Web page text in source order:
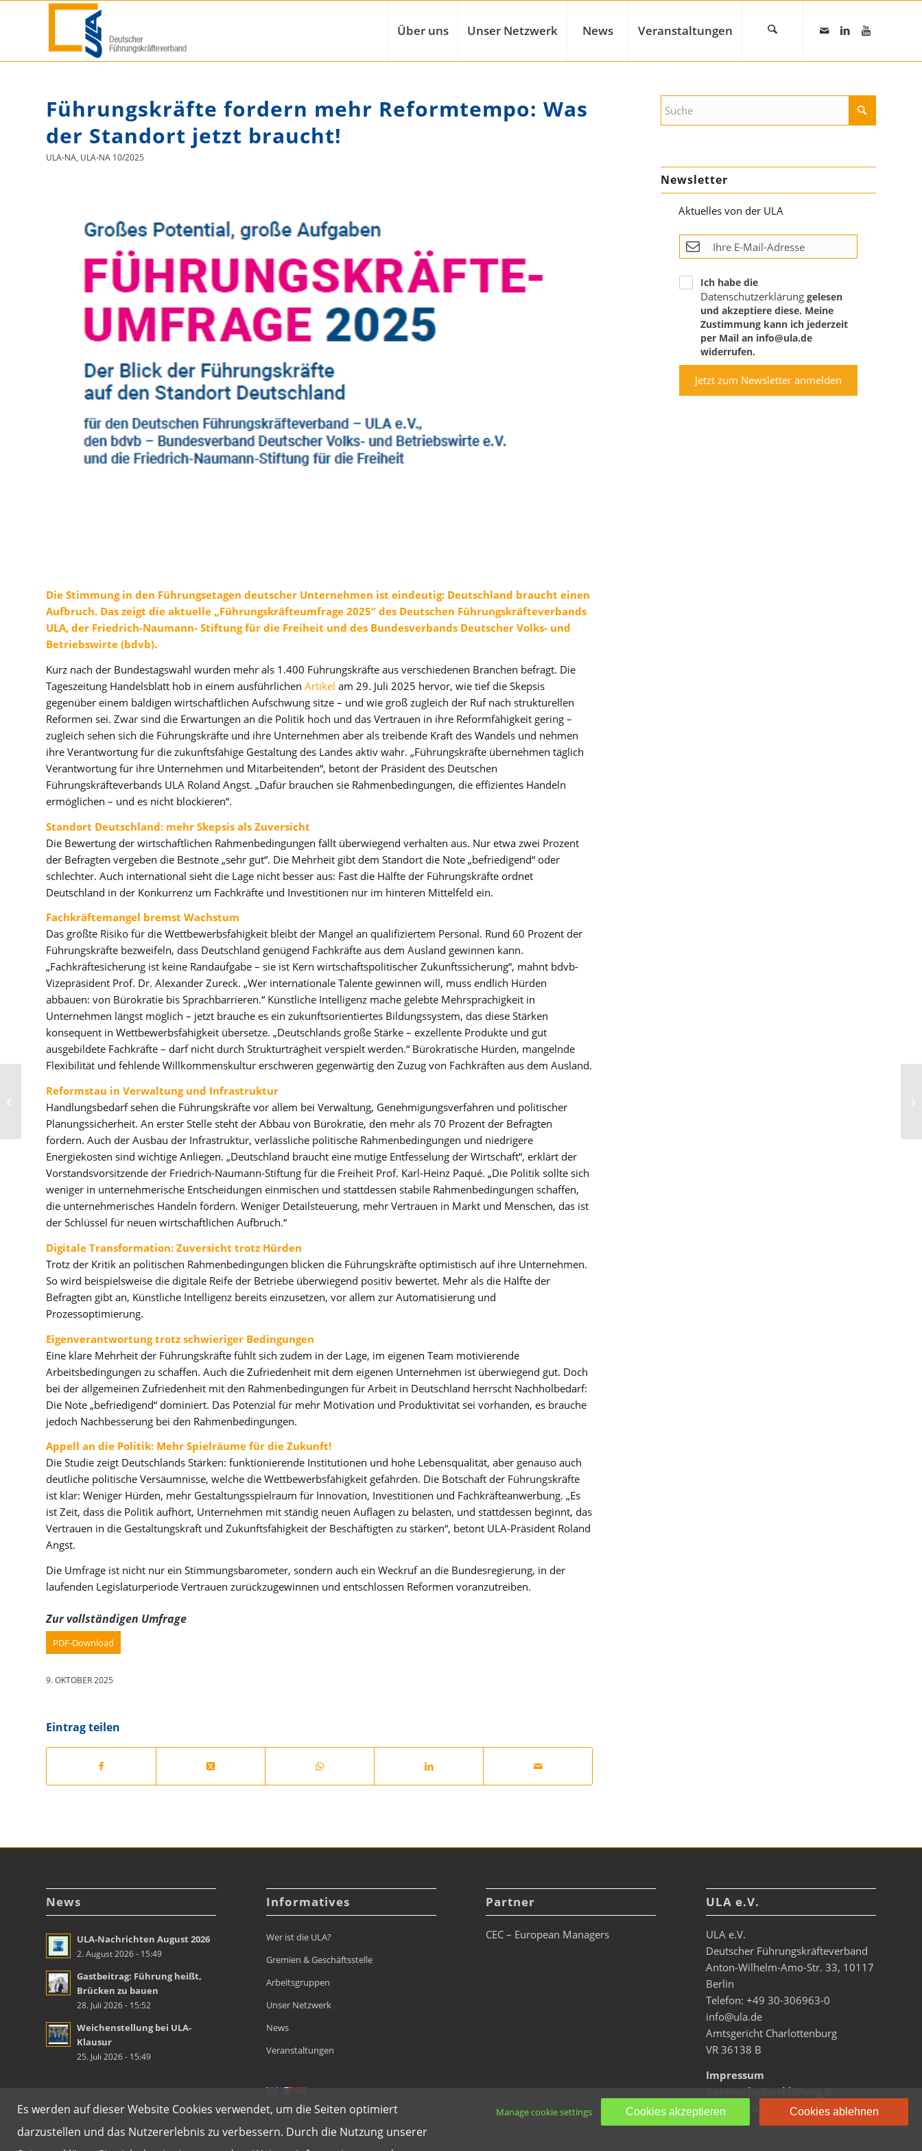
Über uns Unser Netzwerk News Veranstaltungen
Führungskräfte fordern mehr Reformtempo: Was
der Standort jetzt braucht!
ULA-NA, ULA-NA 10/2025
Die Stimmung in den Führungsetagen deutscher Unternehmen ist eindeutig: Deutschland braucht einen
Aufbruch. Das zeigt die aktuelle „Führungskräfteumfrage 2025“ des Deutschen Führungskräfteverbands
ULA, der Friedrich-Naumann- Stiftung für die Freiheit und des Bundesverbands Deutscher Volks- und
Betriebswirte (bdvb).
Kurz nach der Bundestagswahl wurden mehr als 1.400 Führungskräfte aus verschiedenen Branchen befragt. Die
Tageszeitung Handelsblatt hob in einem ausführlichen Artikel am 29. Juli 2025 hervor, wie tief die Skepsis
gegenüber einem baldigen wirtschaftlichen Aufschwung sitze – und wie groß zugleich der Ruf nach strukturellen
Reformen sei. Zwar sind die Erwartungen an die Politik hoch und das Vertrauen in ihre Reformfähigkeit gering –
zugleich sehen sich die Führungskräfte und ihre Unternehmen aber als treibende Kraft des Wandels und nehmen
ihre Verantwortung für die zukunftsfähige Gestaltung des Landes aktiv wahr. „Führungskräfte übernehmen täglich
Verantwortung für ihre Unternehmen und Mitarbeitenden“, betont der Präsident des Deutschen
Führungskräfteverbands ULA Roland Angst. „Dafür brauchen sie Rahmenbedingungen, die effizientes Handeln
ermöglichen – und es nicht blockieren“.
Standort Deutschland: mehr Skepsis als Zuversicht
Die Bewertung der wirtschaftlichen Rahmenbedingungen fällt überwiegend verhalten aus. Nur etwa zwei Prozent
der Befragten vergeben die Bestnote „sehr gut“. Die Mehrheit gibt dem Standort die Note „befriedigend“ oder
schlechter. Auch international sieht die Lage nicht besser aus: Fast die Hälfte der Führungskräfte ordnet
Deutschland in der Konkurrenz um Fachkräfte und Investitionen nur im hinteren Mittelfeld ein.
Fachkräftemangel bremst Wachstum
Das größte Risiko für die Wettbewerbsfähigkeit bleibt der Mangel an qualifiziertem Personal. Rund 60 Prozent der
Führungskräfte bezweifeln, dass Deutschland genügend Fachkräfte aus dem Ausland gewinnen kann.
„Fachkräftesicherung ist keine Randaufgabe – sie ist Kern wirtschaftspolitischer Zukunftssicherung“, mahnt bdvb-
Vizepräsident Prof. Dr. Alexander Zureck. „Wer internationale Talente gewinnen will, muss endlich Hürden
abbauen: von Bürokratie bis Sprachbarrieren.“ Künstliche Intelligenz mache gelebte Mehrsprachigkeit in
Unternehmen längst möglich – jetzt brauche es ein zukunftsorientiertes Bildungssystem, das diese Stärken
konsequent in Wettbewerbsfähigkeit übersetze. „Deutschlands große Stärke – exzellente Produkte und gut
ausgebildete Fachkräfte – darf nicht durch Strukturträgheit verspielt werden.“ Bürokratische Hürden, mangelnde
Flexibilität und fehlende Willkommenskultur erschweren gegenwärtig den Zuzug von Fachkräften aus dem Ausland.
Reformstau in Verwaltung und Infrastruktur
Handlungsbedarf sehen die Führungskräfte vor allem bei Verwaltung, Genehmigungsverfahren und politischer
Planungssicherheit. An erster Stelle steht der Abbau von Bürokratie, den mehr als 70 Prozent der Befragten
fordern. Auch der Ausbau der Infrastruktur, verlässliche politische Rahmenbedingungen und niedrigere
Energiekosten sind wichtige Anliegen. „Deutschland braucht eine mutige Entfesselung der Wirtschaft“, erklärt der
Vorstandsvorsitzende der Friedrich-Naumann-Stiftung für die Freiheit Prof. Karl-Heinz Paqué. „Die Politik sollte sich
weniger in unternehmerische Entscheidungen einmischen und stattdessen stabile Rahmenbedingungen schaffen,
die unternehmerisches Handeln fördern. Weniger Detailsteuerung, mehr Vertrauen in Markt und Menschen, das ist
der Schlüssel für neuen wirtschaftlichen Aufbruch.“
Digitale Transformation: Zuversicht trotz Hürden
Trotz der Kritik an politischen Rahmenbedingungen blicken die Führungskräfte optimistisch auf ihre Unternehmen.
So wird beispielsweise die digitale Reife der Betriebe überwiegend positiv bewertet. Mehr als die Hälfte der
Befragten gibt an, Künstliche Intelligenz bereits einzusetzen, vor allem zur Automatisierung und
Prozessoptimierung.
Eigenverantwortung trotz schwieriger Bedingungen
Eine klare Mehrheit der Führungskräfte fühlt sich zudem in der Lage, im eigenen Team motivierende
Arbeitsbedingungen zu schaffen. Auch die Zufriedenheit mit dem eigenen Unternehmen ist überwiegend gut. Doch
bei der allgemeinen Zufriedenheit mit den Rahmenbedingungen für Arbeit in Deutschland herrscht Nachholbedarf:
Die Note „befriedigend“ dominiert. Das Potenzial für mehr Motivation und Produktivität sei vorhanden, es brauche
jedoch Nachbesserung bei den Rahmenbedingungen.
Appell an die Politik: Mehr Spielräume für die Zukunft!
Die Studie zeigt Deutschlands Stärken: funktionierende Institutionen und hohe Lebensqualität, aber genauso auch
deutliche politische Versäumnisse, welche die Wettbewerbsfähigkeit gefährden. Die Botschaft der Führungskräfte
ist klar: Weniger Hürden, mehr Gestaltungsspielraum für Innovation, Investitionen und Fachkräfteanwerbung. „Es
ist Zeit, dass die Politik aufhört, Unternehmen mit ständig neuen Auflagen zu belasten, und stattdessen beginnt, das
Vertrauen in die Gestaltungskraft und Zukunftsfähigkeit der Beschäftigten zu stärken“, betont ULA-Präsident Roland
Angst.
Die Umfrage ist nicht nur ein Stimmungsbarometer, sondern auch ein Weckruf an die Bundesregierung, in der
laufenden Legislaturperiode Vertrauen zurückzugewinnen und entschlossen Reformen voranzutreiben.
Zur vollständigen Umfrage
PDF-Download
9. OKTOBER 2025
Eintrag teilen
Newsletter
Jetzt zum Newsletter anmelden
Aktuelles von der ULA
Ich habe die
Datenschutzerklärunggelesen
und akzeptiere diese. Meine
Zustimmung kann ich jederzeit
per Mail an info@ula.de
widerrufen.
News
ULA-Nachrichten August 2026
2. August 2026 - 15:49
Gastbeitrag: Führung heißt,
Brücken zu bauen
28. Juli 2026 - 15:52
Weichenstellung bei ULA-
Klausur
25. Juli 2026 - 15:49
Informatives
Wer ist die ULA?
Gremien & Geschäftsstelle
Arbeitsgruppen
Unser Netzwerk
News
Veranstaltungen
Partner
CEC – European Managers
ULA e.V.
ULA e.V.
Deutscher Führungskräfteverband
Anton-Wilhelm-Amo-Str. 33, 10117
Berlin
Telefon: +49 30-306963-0
info@ula.de
Amtsgericht Charlottenburg
VR 36138 B
Impressum
Datenschutzerklärung &
Nutzungsbedingungen
Psychologie der Macht
– Was Führungskräfte
über...
Es werden auf dieser Website Cookies verwendet, um die Seiten optimiert
darzustellen und das Nutzererlebnis zu verbessern. Durch die Nutzung unserer
Manage cookie settings Cookies akzeptieren Cookies ablehnen